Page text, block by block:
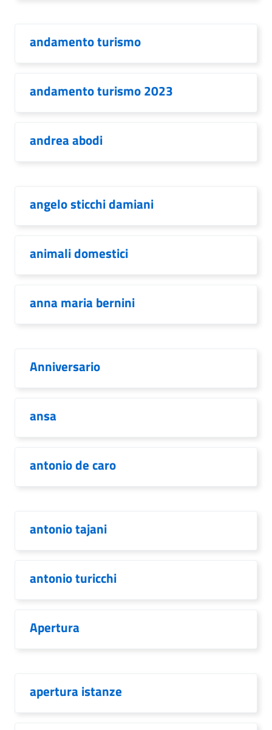
andamento turismo
andamento turismo 2023
andrea abodi
angelo sticchi damiani
animali domestici
anna maria bernini
Anniversario
ansa
antonio de caro
antonio tajani
antonio turicchi
Apertura
apertura istanze